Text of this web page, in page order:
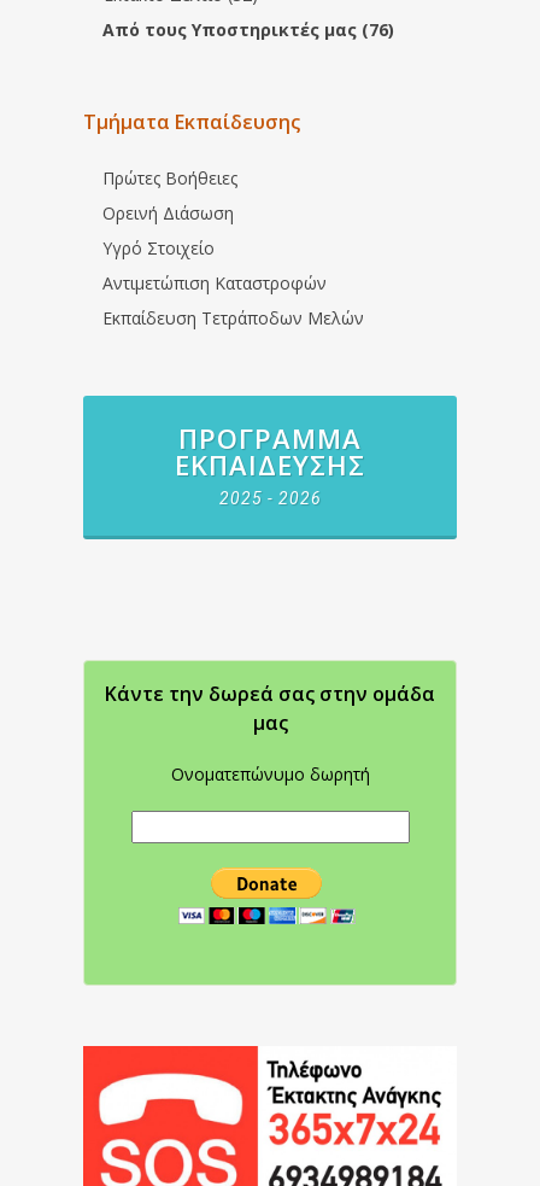
Από τους Υποστηρικτές μας (76)
Τμήματα Εκπαίδευσης
Πρώτες Βοήθειες
Ορεινή Διάσωση
Υγρό Στοιχείο
Αντιμετώπιση Καταστροφών
Εκπαίδευση Τετράποδων Μελών
ΠΡΌΓΡΑΜΜΑ
ΕΚΠΑΊΔΕΥΣΗΣ
2025 - 2026
Κάντε την δωρεά σας στην oμάδα
μας
Ονοματεπώνυμο δωρητή